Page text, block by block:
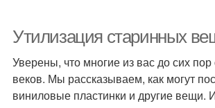
Утилизация старинных
Уверены, что многие из вас до сих
веков. Мы рассказываем, как могут
виниловые пластинки и другие вещи.